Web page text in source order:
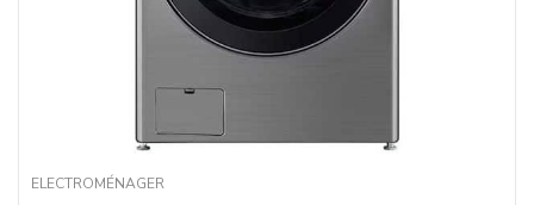
ELECTROMÉNAGER